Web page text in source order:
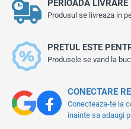
CONECTARE
Conecteaza-te la
inainte sa adaugi
PERIOADA LIVRARE
Produsul se livreaza in
PRETUL ESTE
Produsele se vand la